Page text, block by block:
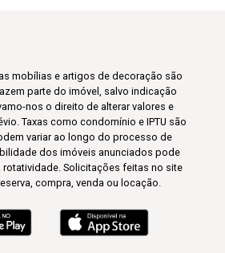
mobílias e artigos de decoração são
parte do imóvel, salvo indicação
nos o direito de alterar valores e
Taxas como condomínio e IPTU são
variar ao longo do processo de
dos imóveis anunciados pode
rotatividade. Solicitações feitas no site
compra, venda ou locação.